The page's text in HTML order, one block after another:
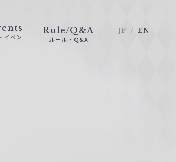
イベン
Rule/Q&A
ルール・Q&A
JP EN